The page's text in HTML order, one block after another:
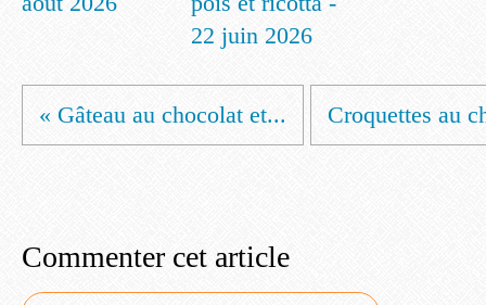
22 juin 2026
« Gâteau au chocolat et... Croquettes au
Commenter cet article